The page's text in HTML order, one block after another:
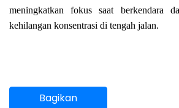
meningkatkan fokus saat berkendara
kehilangan konsentrasi di tengah jalan.
Bagikan